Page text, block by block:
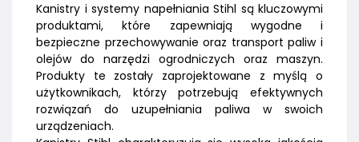
Kanistry i systemy napełniania Stihl są kluczowymi
produktami, które zapewniają wygodne i
bezpieczne przechowywanie oraz transport paliw i
olejów do narzędzi ogrodniczych oraz maszyn.
Produkty te zostały zaprojektowane z myślą o
użytkownikach, którzy potrzebują efektywnych
rozwiązań do uzupełniania paliwa w swoich
urządzeniach.